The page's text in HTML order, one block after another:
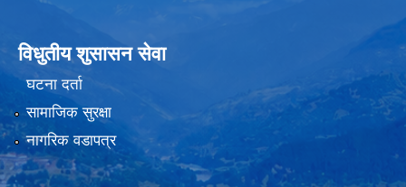
विधुतीय शुसासन सेवा
घटना दर्ता
सामाजिक सुरक्षा
नागरिक वडापत्र